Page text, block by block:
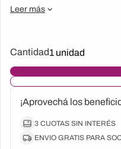
Leer más
¡Aprovechá los
3 CUOTAS SIN INTERÉS
ENVIO GRATIS PARA
Cantidad